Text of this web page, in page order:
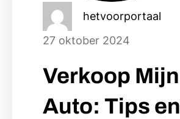
hetvoorportaal
27 oktober 2024
Verkoop Mijn
Auto: Tips en